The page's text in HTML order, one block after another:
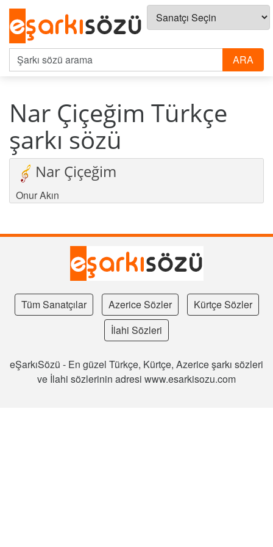
Nar Çiçeğim Türkçe
şarkı sözü
Nar Çiçeğim
Onur Akın
Tüm Sanatçılar Azerice Sözler
Kürtçe Sözler
İlahi Sözleri
eŞarkıSözü - En güzel Türkçe, Kürtçe, Azerice şarkı sözleri
ve İlahi sözlerinin adresi www.esarkisozu.com